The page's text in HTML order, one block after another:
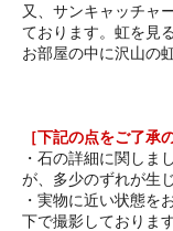
又、サンキャッチャ
ております。虹を見
お部屋の中に沢山の
［下記の点をご了承
・石の詳細に関しま
が、多少のずれが生
・実物に近い状態を
下で撮影しております